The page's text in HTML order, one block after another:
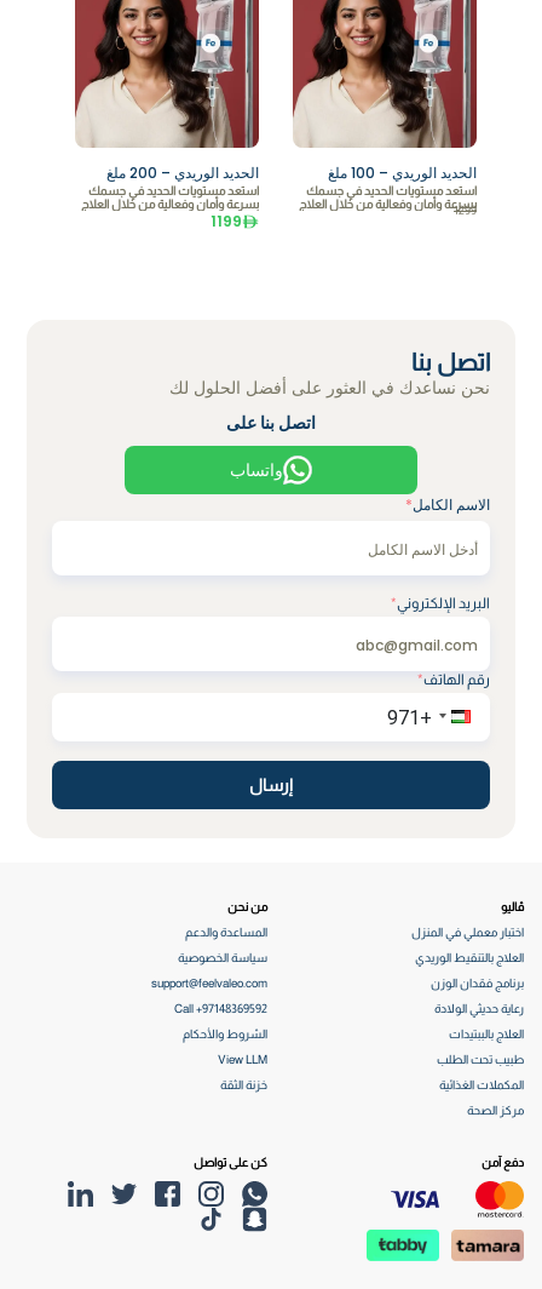
الحديد الوريدي – 100 ملغ
استعد مستويات الحديد في جسمك
بسرعة وأمان وفعالية من خلال العلاج
الوريدي بالحديد.
1299
الحديد الوريدي – 200 ملغ
استعد مستويات الحديد في جسمك
بسرعة وأمان وفعالية من خلال العلاج
الوريدي بالحديد.
1199
اتصل بنا
نحن نساعدك في العثور على أفضل الحلول لك
اتصل بنا على
واتساب
الاسم الكامل*
البريد الإلكتروني*
رقم الهاتف*
إرسال
ڤاليو
اختبار معملي في المنزل
العلاج بالتنقيط الوريدي
برنامج فقدان الوزن
رعاية حديثي الولادة
العلاج بالببتيدات
طبيب تحت الطلب
المكملات الغذائية
مركز الصحة
من نحن
المساعدة والدعم
سياسة الخصوصية
support@feelvaleo.com
Call +97148369592
الشروط والأحكام
View LLM
خزنة الثقة
دفع آمن كن على تواصل